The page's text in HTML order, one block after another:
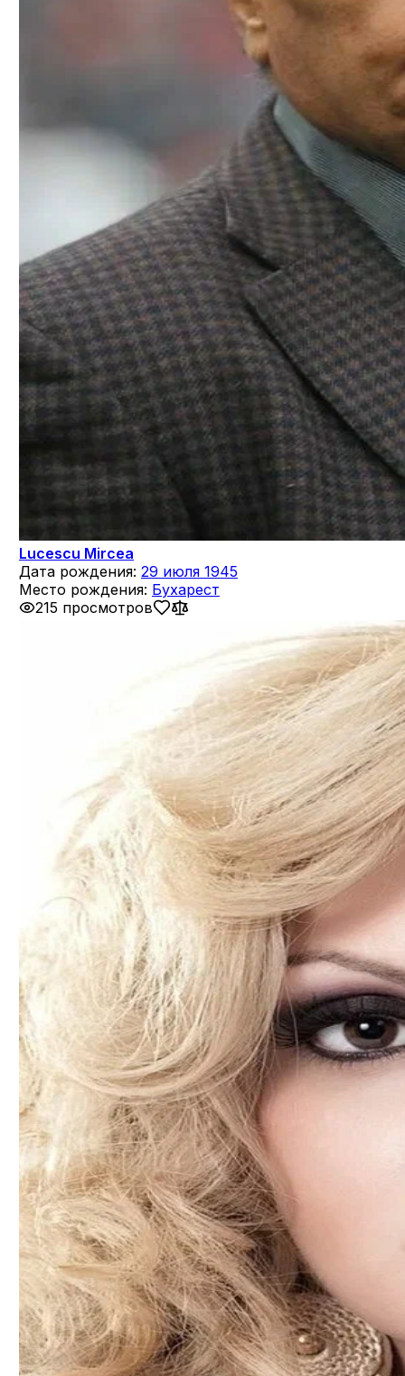
Lucescu Mircea
Дата рождения: 29 июля 1945
Место рождения: Бухарест
215 просмотров